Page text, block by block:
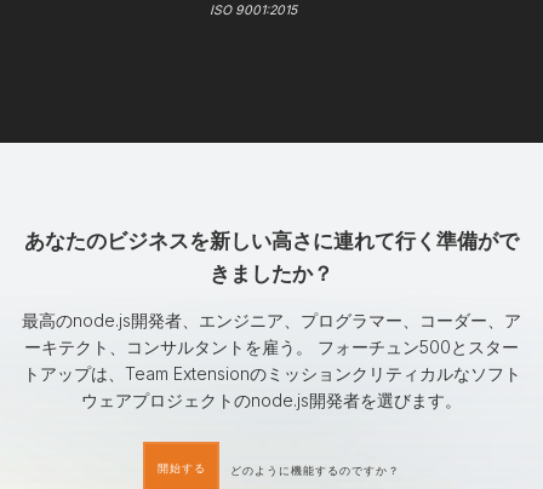
ISO 9001:2015
あなたのビジネスを新しい高さに連れて行く準備がで
きましたか？
最高のnode.js開発者、エンジニア、プログラマー、コーダー、ア
ーキテクト、コンサルタントを雇う。 フォーチュン500とスター
トアップは、Team Extensionのミッションクリティカルなソフト
ウェアプロジェクトのnode.js開発者を選びます。
開始する どのように機能するのですか？